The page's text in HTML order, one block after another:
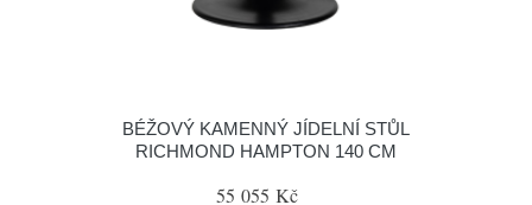
BÉŽOVÝ KAMENNÝ JÍDELNÍ STŮL
RICHMOND HAMPTON 140 CM
55 055 Kč